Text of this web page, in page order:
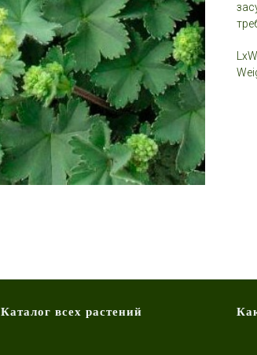
Каталог всех растений